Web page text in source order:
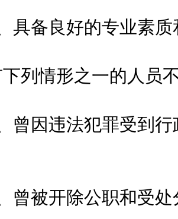
备良好的专业素质
情形之一的人员
因违法犯罪受到行
被开除公职和受处